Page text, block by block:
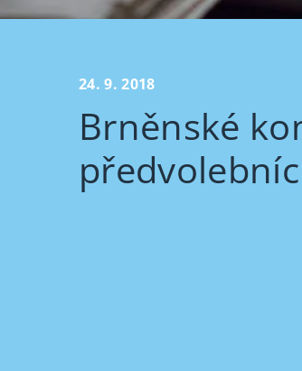
24. 9. 2018
Brněnské